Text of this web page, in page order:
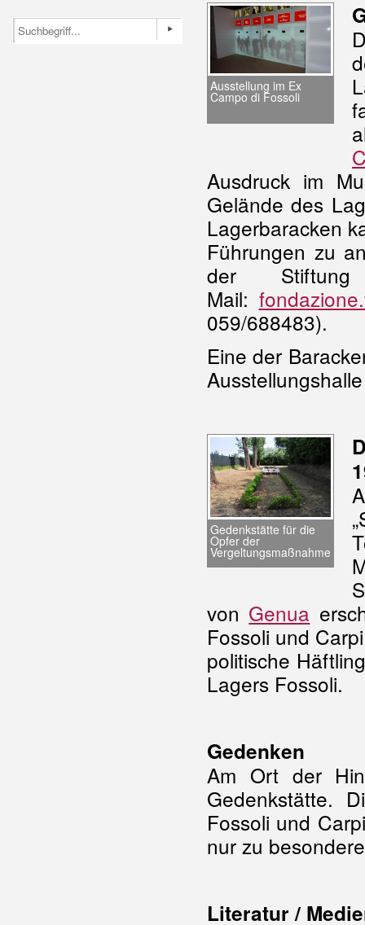
Ausstellung im Ex
Campo di Fossoli
Ausdruck im
Gelände des
Lagerbaracken
Führungen zu
der
Mail:
059/688483).
Eine der
Gedenkstätte für die
Opfer der
Vergeltungsmaßnahme
von Genua
Fossoli und
politische
Lagers Fossoli.
Gedenken
Am Ort der
Gedenkstätte.
Fossoli und
nur zu
Literatur /